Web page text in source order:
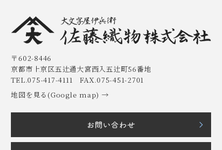
〒602-8446
京都市上京区五辻通大宮西入五辻町56番地
TEL.075-417-4111 FAX.075-451-2701
地図を見る(Google map) →